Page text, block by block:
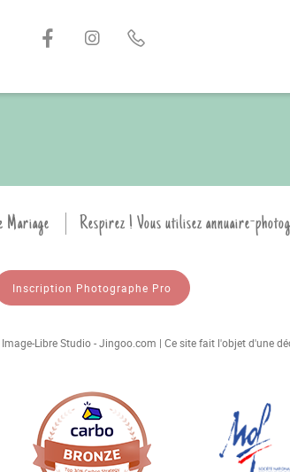
Mariage Respirez ! Vous utilisez annuaire-
Inscription Photographe Pro
Libre Studio - Jingoo.com | Ce site fait l'objet d'une